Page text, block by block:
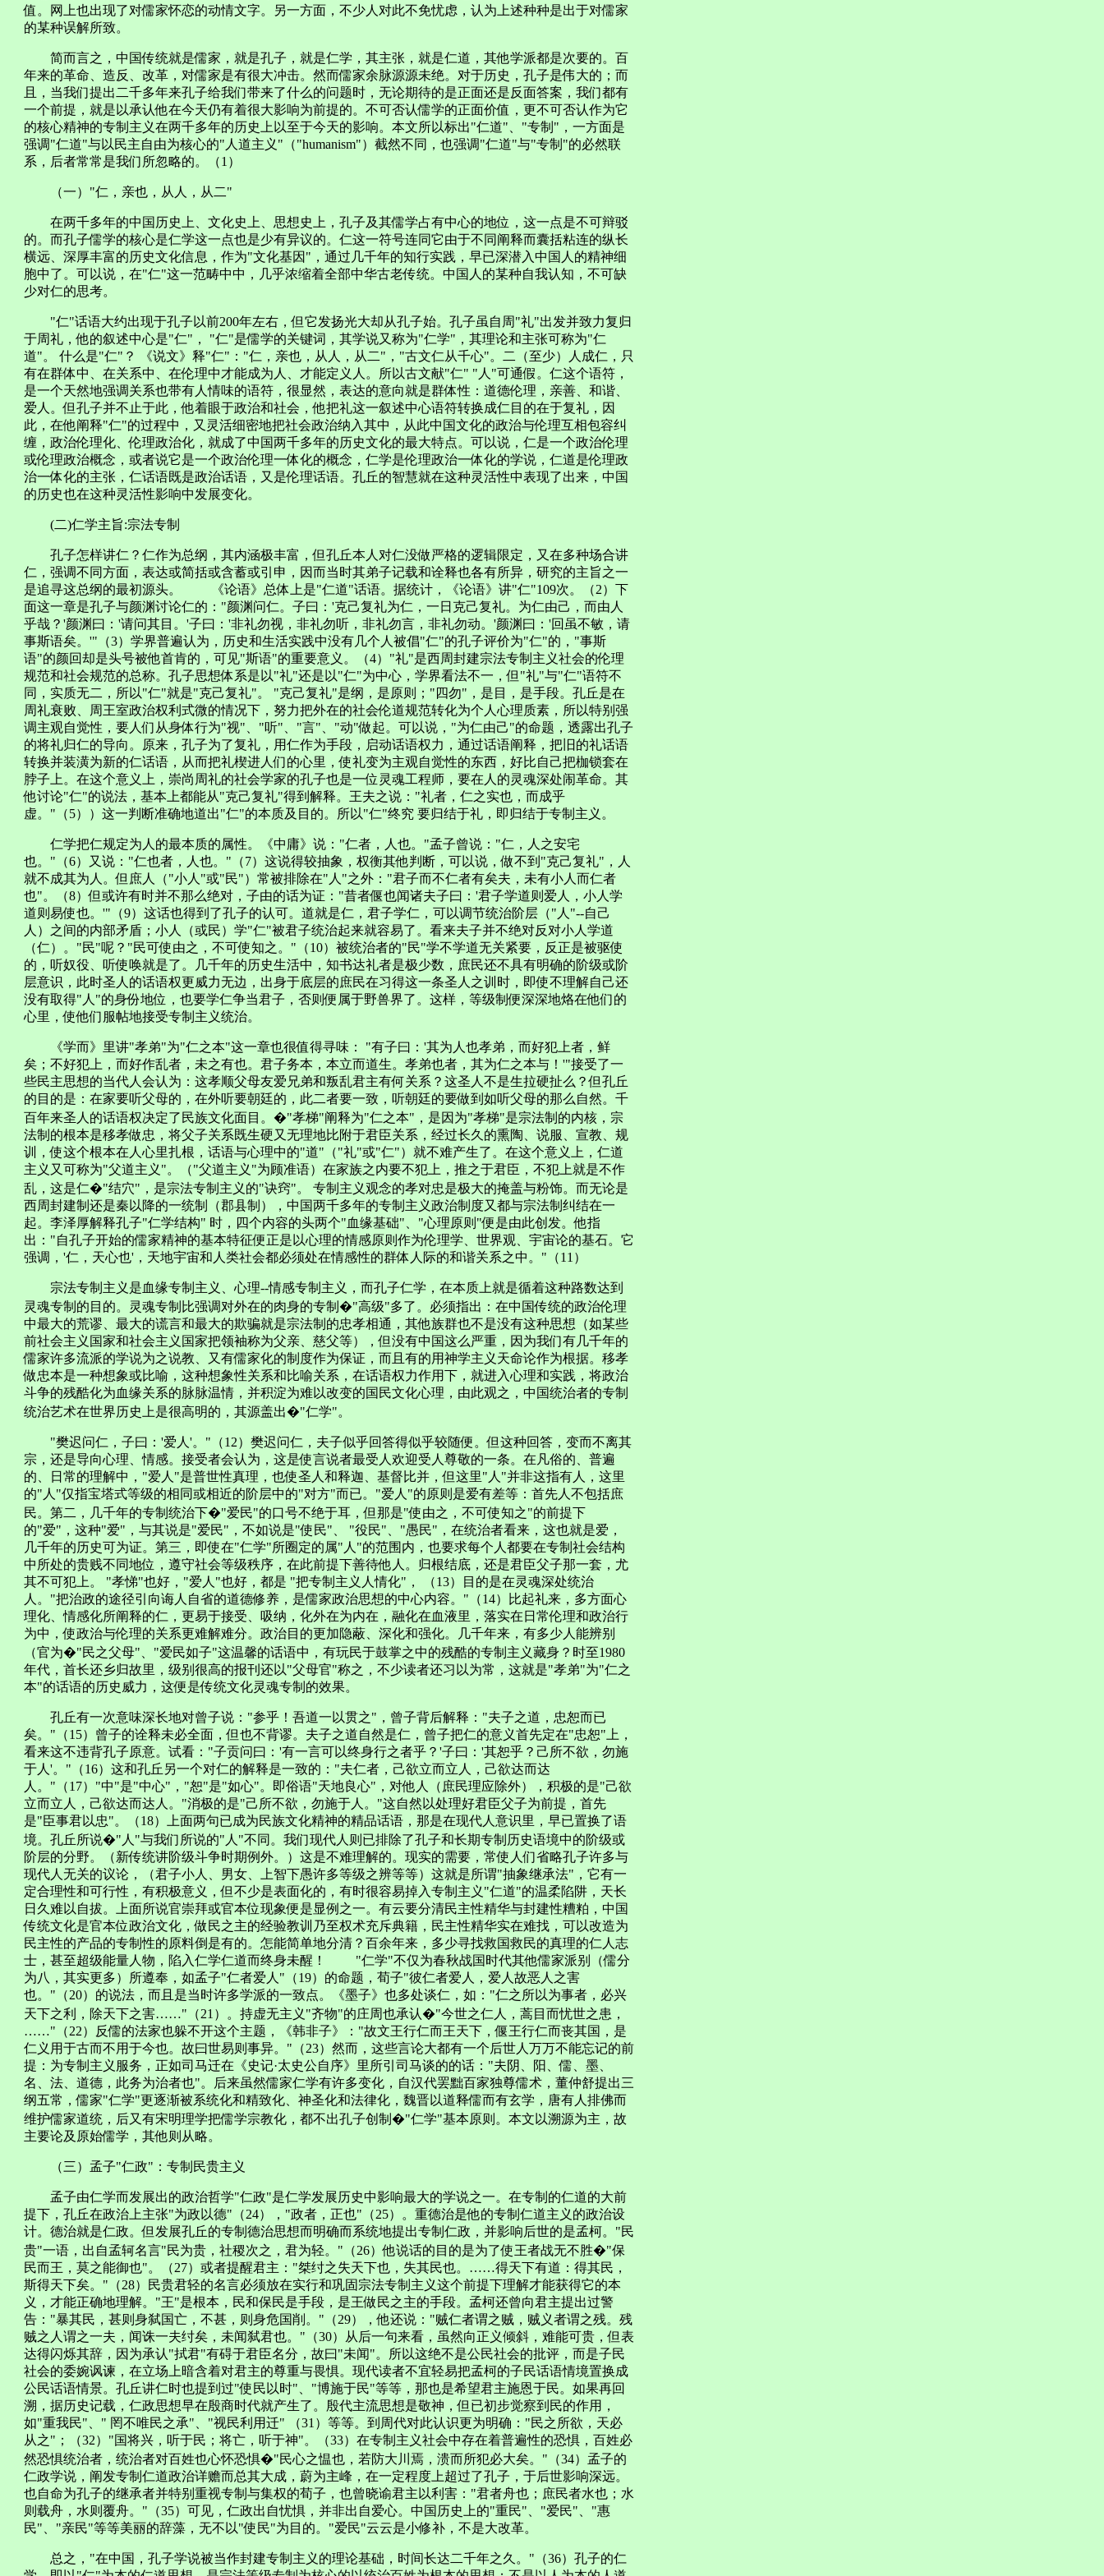
值。网上也出现了对儒家怀恋的动情文字。另一方面，不少人对此不免忧虑，认为上述种种是出于对儒家
的某种误解所致。
简而言之，中国传统就是儒家，就是孔子，就是仁学，其主张，就是仁道，其他学派都是次要的。百
年来的革命、造反、改革，对儒家是有很大冲击。然而儒家余脉源源未绝。对于历史，孔子是伟大的；而
且，当我们提出二千多年来孔子给我们带来了什么的问题时，无论期待的是正面还是反面答案，我们都有
一个前提，就是以承认他在今天仍有着很大影响为前提的。不可否认儒学的正面价值，更不可否认作为它
的核心精神的专制主义在两千多年的历史上以至于今天的影响。本文所以标出"仁道"、"专制"，一方面是
强调"仁道"与以民主自由为核心的"人道主义"（"humanism"）截然不同，也强调"仁道"与"专制"的必然联
系，后者常常是我们所忽略的。（1）
（一）"仁，亲也，从人，从二"
在两千多年的中国历史上、文化史上、思想史上，孔子及其儒学占有中心的地位，这一点是不可辩驳
的。而孔子儒学的核心是仁学这一点也是少有异议的。仁这一符号连同它由于不同阐释而囊括粘连的纵长
横远、深厚丰富的历史文化信息，作为"文化基因"，通过几千年的知行实践，早已深潜入中国人的精神细
胞中了。可以说，在"仁"这一范畴中中，几乎浓缩着全部中华古老传统。中国人的某种自我认知，不可缺
少对仁的思考。
"仁"话语大约出现于孔子以前200年左右，但它发扬光大却从孔子始。孔子虽自周"礼"出发并致力复归
于周礼，他的叙述中心是"仁"， "仁"是儒学的关键词，其学说又称为"仁学"，其理论和主张可称为"仁
道"。 什么是"仁"？ 《说文》释"仁"："仁，亲也，从人，从二"，"古文仁从千心"。二（至少）人成仁，只
有在群体中、在关系中、在伦理中才能成为人、才能定义人。所以古文献"仁" "人"可通假。仁这个语符，
是一个天然地强调关系也带有人情味的语符，很显然，表达的意向就是群体性：道德伦理，亲善、和谐、
爱人。但孔子并不止于此，他着眼于政治和社会，他把礼这一叙述中心语符转换成仁目的在于复礼，因
此，在他阐释"仁"的过程中，又灵活细密地把社会政治纳入其中，从此中国文化的政治与伦理互相包容纠
缠，政治伦理化、伦理政治化，就成了中国两千多年的历史文化的最大特点。可以说，仁是一个政治伦理
或伦理政治概念，或者说它是一个政治伦理一体化的概念，仁学是伦理政治一体化的学说，仁道是伦理政
治一体化的主张，仁话语既是政治话语，又是伦理话语。孔丘的智慧就在这种灵活性中表现了出来，中国
的历史也在这种灵活性影响中发展变化。
(二)仁学主旨:宗法专制
孔子怎样讲仁？仁作为总纲，其内涵极丰富，但孔丘本人对仁没做严格的逻辑限定，又在多种场合讲
仁，强调不同方面，表达或简括或含蓄或引申，因而当时其弟子记载和诠释也各有所异，研究的主旨之一
是追寻这总纲的最初源头。 《论语》总体上是"仁道"话语。据统计，《论语》讲"仁"109次。（2）下
面这一章是孔子与颜渊讨论仁的："颜渊问仁。子曰：'克己复礼为仁，一日克己复礼。为仁由己，而由人
乎哉？'颜渊曰：'请问其目。'子曰：'非礼勿视，非礼勿听，非礼勿言，非礼勿动。'颜渊曰：'回虽不敏，请
事斯语矣。'"（3）学界普遍认为，历史和生活实践中没有几个人被倡"仁"的孔子评价为"仁"的，"事斯
语"的颜回却是头号被他首肯的，可见"斯语"的重要意义。（4）"礼"是西周封建宗法专制主义社会的伦理
规范和社会规范的总称。孔子思想体系是以"礼"还是以"仁"为中心，学界看法不一，但"礼"与"仁"语符不
同，实质无二，所以"仁"就是"克己复礼"。 "克己复礼"是纲，是原则；"四勿"，是目，是手段。孔丘是在
周礼衰败、周王室政治权利式微的情况下，努力把外在的社会伦道规范转化为个人心理质素，所以特别强
调主观自觉性，要人们从身体行为"视"、"听"、"言"、"动"做起。可以说，"为仁由己"的命题，透露出孔子
的将礼归仁的导向。原来，孔子为了复礼，用仁作为手段，启动话语权力，通过话语阐释，把旧的礼话语
转换并装潢为新的仁话语，从而把礼楔进人们的心里，使礼变为主观自觉性的东西，好比自己把枷锁套在
脖子上。在这个意义上，崇尚周礼的社会学家的孔子也是一位灵魂工程师，要在人的灵魂深处闹革命。其
他讨论"仁"的说法，基本上都能从"克己复礼"得到解释。王夫之说："礼者，仁之实也，而成乎
虚。"（5））这一判断准确地道出"仁"的本质及目的。所以"仁"终究 要归结于礼，即归结于专制主义。
仁学把仁规定为人的最本质的属性。《中庸》说："仁者，人也。"孟子曾说："仁，人之安宅
也。"（6）又说："仁也者，人也。"（7）这说得较抽象，权衡其他判断，可以说，做不到"克己复礼"，人
就不成其为人。但庶人（"小人"或"民"）常被排除在"人"之外："君子而不仁者有矣夫，未有小人而仁者
也"。（8）但或许有时并不那么绝对，子由的话为证："昔者偃也闻诸夫子曰：'君子学道则爱人，小人学
道则易使也。'"（9）这话也得到了孔子的认可。道就是仁，君子学仁，可以调节统治阶层（"人"--自己
人）之间的内部矛盾；小人（或民）学"仁"被君子统治起来就容易了。看来夫子并不绝对反对小人学道
（仁）。"民"呢？"民可使由之，不可使知之。"（10）被统治者的"民"学不学道无关紧要，反正是被驱使
的，听奴役、听使唤就是了。几千年的历史生活中，知书达礼者是极少数，庶民还不具有明确的阶级或阶
层意识，此时圣人的话语权更威力无边，出身于底层的庶民在习得这一条圣人之训时，即使不理解自己还
没有取得"人"的身份地位，也要学仁争当君子，否则便属于野兽界了。这样，等级制便深深地烙在他们的
心里，使他们服帖地接受专制主义统治。
《学而》里讲"孝弟"为"仁之本"这一章也很值得寻味： "有子曰：'其为人也孝弟，而好犯上者，鲜
矣；不好犯上，而好作乱者，未之有也。君子务本，本立而道生。孝弟也者，其为仁之本与！'"接受了一
些民主思想的当代人会认为：这孝顺父母友爱兄弟和叛乱君主有何关系？这圣人不是生拉硬扯么？但孔丘
的目的是：在家要听父母的，在外听要朝廷的，此二者要一致，听朝廷的要做到如听父母的那么自然。千
百年来圣人的话语权决定了民族文化面目。�"孝梯"阐释为"仁之本"，是因为"孝梯"是宗法制的内核，宗
法制的根本是移孝做忠，将父子关系既生硬又无理地比附于君臣关系，经过长久的熏陶、说服、宣教、规
训，使这个根本在人心里扎根，话语与心理中的"道"（"礼"或"仁"）就不难产生了。在这个意义上，仁道
主义又可称为"父道主义"。（"父道主义"为顾准语）在家族之内要不犯上，推之于君臣，不犯上就是不作
乱，这是仁�"结穴"，是宗法专制主义的"诀窍"。 专制主义观念的孝对忠是极大的掩盖与粉饰。而无论是
西周封建制还是秦以降的一统制（郡县制），中国两千多年的专制主义政治制度又都与宗法制纠结在一
起。李泽厚解释孔子"仁学结构" 时，四个内容的头两个"血缘基础"、"心理原则"便是由此创发。他指
出："自孔子开始的儒家精神的基本特征便正是以心理的情感原则作为伦理学、世界观、宇宙论的基石。它
强调，'仁，天心也'，天地宇宙和人类社会都必须处在情感性的群体人际的和谐关系之中。"（11）
宗法专制主义是血缘专制主义、心理--情感专制主义，而孔子仁学，在本质上就是循着这种路数达到
灵魂专制的目的。灵魂专制比强调对外在的肉身的专制�"高级"多了。必须指出：在中国传统的政治伦理
中最大的荒谬、最大的谎言和最大的欺骗就是宗法制的忠孝相通，其他族群也不是没有这种思想（如某些
前社会主义国家和社会主义国家把领袖称为父亲、慈父等），但没有中国这么严重，因为我们有几千年的
儒家许多流派的学说为之说教、又有儒家化的制度作为保证，而且有的用神学主义天命论作为根据。移孝
做忠本是一种想象或比喻，这种想象性关系和比喻关系，在话语权力作用下，就进入心理和实践，将政治
斗争的残酷化为血缘关系的脉脉温情，并积淀为难以改变的国民文化心理，由此观之，中国统治者的专制
统治艺术在世界历史上是很高明的，其源盖出�"仁学"。
"樊迟问仁，子曰：'爱人'。"（12）樊迟问仁，夫子似乎回答得似乎较随便。但这种回答，变而不离其
宗，还是导向心理、情感。接受者会认为，这是使言说者最受人欢迎受人尊敬的一条。在凡俗的、普遍
的、日常的理解中，"爱人"是普世性真理，也使圣人和释迦、基督比并，但这里"人"并非这指有人，这里
的"人"仅指宝塔式等级的相同或相近的阶层中的"对方"而已。"爱人"的原则是爱有差等：首先人不包括庶
民。第二，几千年的专制统治下�"爱民"的口号不绝于耳，但那是"使由之，不可使知之"的前提下
的"爱"，这种"爱"，与其说是"爱民"，不如说是"使民"、 "役民"、"愚民"，在统治者看来，这也就是爱，
几千年的历史可为证。第三，即使在"仁学"所圈定的属"人"的范围内，也要求每个人都要在专制社会结构
中所处的贵贱不同地位，遵守社会等级秩序，在此前提下善待他人。归根结底，还是君臣父子那一套，尤
其不可犯上。 "孝悌"也好，"爱人"也好，都是 "把专制主义人情化"， （13）目的是在灵魂深处统治
人。"把治政的途径引向诲人自省的道德修养，是儒家政治思想的中心内容。"（14）比起礼来，多方面心
理化、情感化所阐释的仁，更易于接受、吸纳，化外在为内在，融化在血液里，落实在日常伦理和政治行
为中，使政治与伦理的关系更难解难分。政治目的更加隐蔽、深化和强化。几千年来，有多少人能辨别
（官为�"民之父母"、"爱民如子"这温馨的话语中，有玩民于鼓掌之中的残酷的专制主义藏身？时至1980
年代，首长还乡归故里，级别很高的报刊还以"父母官"称之，不少读者还习以为常，这就是"孝弟"为"仁之
本"的话语的历史威力，这便是传统文化灵魂专制的效果。
孔丘有一次意味深长地对曾子说："参乎！吾道一以贯之"，曾子背后解释："夫子之道，忠恕而已
矣。"（15）曾子的诠释未必全面，但也不背谬。夫子之道自然是仁，曾子把仁的意义首先定在"忠恕"上，
看来这不违背孔子原意。试看："子贡问曰：'有一言可以终身行之者乎？'子曰：'其恕乎？己所不欲，勿施
于人'。"（16）这和孔丘另一个对仁的解释是一致的："夫仁者，己欲立而立人，己欲达而达
人。"（17）"中"是"中心"，"恕"是"如心"。即俗语"天地良心"，对他人（庶民理应除外），积极的是"己欲
立而立人，己欲达而达人。"消极的是"己所不欲，勿施于人。"这自然以处理好君臣父子为前提，首先
是"臣事君以忠"。（18）上面两句已成为民族文化精神的精品话语，那是在现代人意识里，早已置换了语
境。孔丘所说�"人"与我们所说的"人"不同。我们现代人则已排除了孔子和长期专制历史语境中的阶级或
阶层的分野。（新传统讲阶级斗争时期例外。）这是不难理解的。现实的需要，常使人们省略孔子许多与
现代人无关的议论，（君子小人、男女、上智下愚许多等级之辨等等）这就是所谓"抽象继承法"，它有一
定合理性和可行性，有积极意义，但不少是表面化的，有时很容易掉入专制主义"仁道"的温柔陷阱，天长
日久难以自拔。上面所说官崇拜或官本位现象便是显例之一。有云要分清民主性精华与封建性糟粕，中国
传统文化是官本位政治文化，做民之主的经验教训乃至权术充斥典籍，民主性精华实在难找，可以改造为
民主性的产品的专制性的原料倒是有的。怎能简单地分清？百余年来，多少寻找救国救民的真理的仁人志
士，甚至超级能量人物，陷入仁学仁道而终身未醒！ "仁学"不仅为春秋战国时代其他儒家派别（儒分
为八，其实更多）所遵奉，如孟子"仁者爱人"（19）的命题，荀子"彼仁者爱人，爱人故恶人之害
也。"（20）的说法，而且是当时许多学派的一致点。《墨子》也多处谈仁，如："仁之所以为事者，必兴
天下之利，除天下之害……"（21）。持虚无主义"齐物"的庄周也承认�"今世之仁人，蒿目而忧世之患，
……"（22）反儒的法家也躲不开这个主题，《韩非子》："故文王行仁而王天下，偃王行仁而丧其国，是
仁义用于古而不用于今也。故曰世易则事异。"（23）然而，这些言论大都有一个后世人万万不能忘记的前
提：为专制主义服务，正如司马迁在《史记·太史公自序》里所引司马谈的的话："夫阴、阳、儒、墨、
名、法、道德，此务为治者也"。后来虽然儒家仁学有许多变化，自汉代罢黜百家独尊儒术，董仲舒提出三
纲五常，儒家"仁学"更逐渐被系统化和精致化、神圣化和法律化，魏晋以道释儒而有玄学，唐有人排佛而
维护儒家道统，后又有宋明理学把儒学宗教化，都不出孔子创制�"仁学"基本原则。本文以溯源为主，故
主要论及原始儒学，其他则从略。
（三）孟子"仁政"：专制民贵主义
孟子由仁学而发展出的政治哲学"仁政"是仁学发展历史中影响最大的学说之一。在专制的仁道的大前
提下，孔丘在政治上主张"为政以德"（24），"政者，正也"（25）。重德治是他的专制仁道主义的政治设
计。德治就是仁政。但发展孔丘的专制德治思想而明确而系统地提出专制仁政，并影响后世的是孟柯。"民
贵"一语，出自孟轲名言"民为贵，社稷次之，君为轻。"（26）他说话的目的是为了使王者战无不胜�"保
民而王，莫之能御也"。（27）或者提醒君主："桀纣之失天下也，失其民也。……得天下有道：得其民，
斯得天下矣。"（28）民贵君轻的名言必须放在实行和巩固宗法专制主义这个前提下理解才能获得它的本
义，才能正确地理解。"王"是根本，民和保民是手段，是王做民之主的手段。孟柯还曾向君主提出过警
告："暴其民，甚则身弑国亡，不甚，则身危国削。"（29），他还说："贼仁者谓之贼，贼义者谓之残。残
贼之人谓之一夫，闻诛一夫纣矣，未闻弑君也。"（30）从后一句来看，虽然向正义倾斜，难能可贵，但表
达得闪烁其辞，因为承认"拭君"有碍于君臣名分，故曰"未闻"。所以这绝不是公民社会的批评，而是子民
社会的委婉讽谏，在立场上暗含着对君主的尊重与畏惧。现代读者不宜轻易把孟柯的子民话语情境置换成
公民话语情景。孔丘讲仁时也提到过"使民以时"、"博施于民"等等，那也是希望君主施恩于民。如果再回
溯，据历史记载，仁政思想早在殷商时代就产生了。殷代主流思想是敬神，但已初步觉察到民的作用，
如"重我民"、" 罔不唯民之承"、"视民利用迁" （31）等等。到周代对此认识更为明确："民之所欲，天必
从之"；（32）"国将兴，听于民；将亡，听于神"。（33）在专制主义社会中存在着普遍性的恐惧，百姓必
然恐惧统治者，统治者对百姓也心怀恐惧�"民心之愠也，若防大川焉，溃而所犯必大矣。"（34）孟子的
仁政学说，阐发专制仁道政治详赡而总其大成，蔚为主峰，在一定程度上超过了孔子，于后世影响深远。
也自命为孔子的继承者并特别重视专制与集权的荀子，也曾晓谕君主以利害："君者舟也；庶民者水也；水
则载舟，水则覆舟。"（35）可见，仁政出自忧惧，并非出自爱心。中国历史上的"重民"、"爱民"、"惠
民"、"亲民"等等美丽的辞藻，无不以"使民"为目的。"爱民"云云是小修补，不是大改革。
总之，"在中国，孔子学说被当作封建专制主义的理论基础，时间长达二千年之久。"（36）孔子的仁